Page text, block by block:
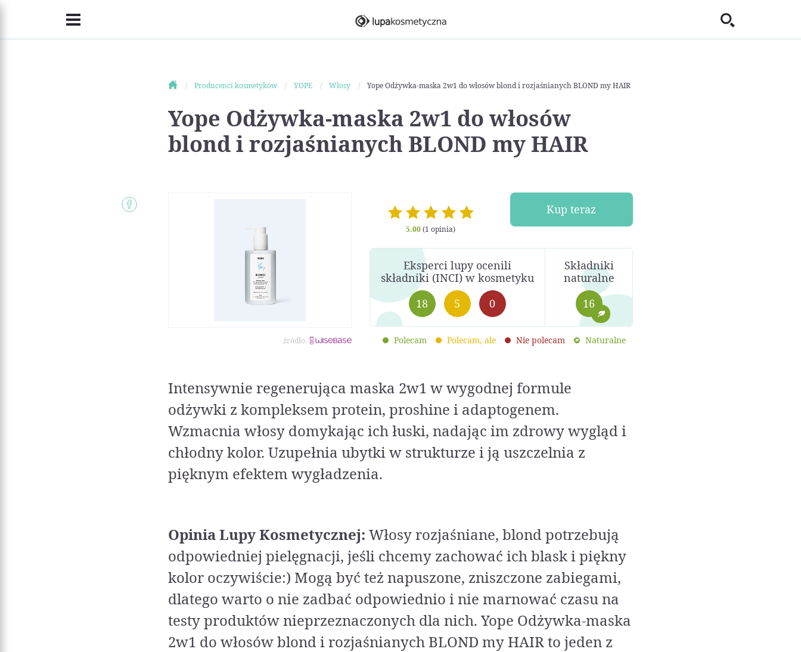
Producenci kosmetyków YOPE Włosy Yope Odżywka-maska 2w1 do włosów blond i rozjaśnianych BLOND my HAIR
Yope Odżywka-maska 2w1 do włosów
blond i rozjaśnianych BLOND my HAIR
źródło
5.00(1 opinia)
Kup teraz
Eksperci lupy ocenili
składniki (INCI) w kosmetyku
18
5 0
Składniki
naturalne
16
Polecam Polecam, ale Nie polecam Naturalne
Intensywnie regenerująca maska 2w1 w wygodnej formule
odżywki z kompleksem protein, proshine i adaptogenem.
Wzmacnia włosy domykając ich łuski, nadając im zdrowy wygląd i
chłodny kolor. Uzupełnia ubytki w strukturze i ją uszczelnia z
pięknym efektem wygładzenia.
Opinia Lupy Kosmetycznej: Włosy rozjaśniane, blond potrzebują
odpowiedniej pielęgnacji, jeśli chcemy zachować ich blask i piękny
kolor oczywiście:) Mogą być też napuszone, zniszczone zabiegami,
dlatego warto o nie zadbać odpowiednio i nie marnować czasu na
testy produktów nieprzeznaczonych dla nich. Yope Odżywka-maska
2w1 do włosów blond i rozjaśnianych BLOND my HAIR to jeden z